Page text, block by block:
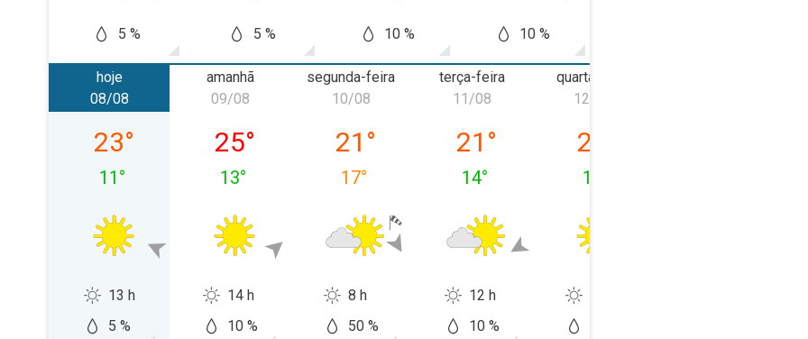
5 % 5 % 10 % 10 %
hoje
sábado, 08/08
08/08
23°
11 °
13 h
5 %
amanhã
domingo, 09/08
09/08
25°
13°
14 h
10 %
segunda-feira
segunda-feira, 10/08
10/08
21 °
17°
8 h
50 %
terça-feira
terça-feira, 11/08
11/08
21 °
14°
12 h
10 %
quarta-feira
12/08
23
14